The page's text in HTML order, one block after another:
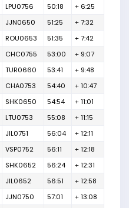
LPU0756 50:18
+ 6:25
JJN0650 51:25
+ 7:32
ROU0653 51:35
+ 7:42
CHC0755 53:00
+ 9:07
TUR0660 53:41
+ 9:48
CHA0753 54:40
+ 10:47
SHK0650 54:54
+ 11:01
LTU0753 55:08
+ 11:15
JIL0751 56:04
+ 12:11
VSP0752 56:11
+ 12:18
SHK0652 56:24
+ 12:31
JIL0652 56:51
+ 12:58
JJN0750 57:01
+ 13:08